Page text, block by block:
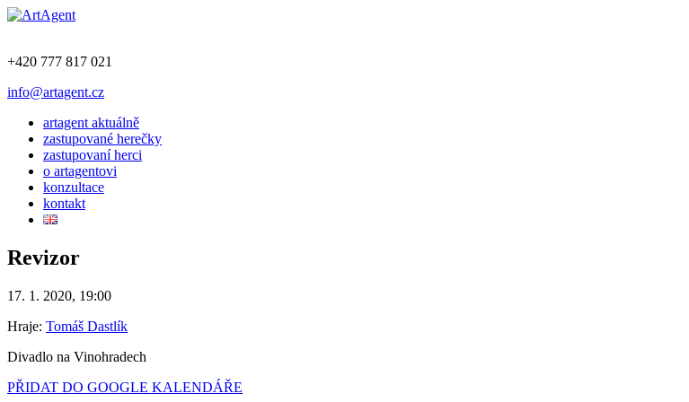
+420 777 817 021
info@artagent.cz
artagent aktuálně
zastupované herečky
zastupovaní herci
o artagentovi
konzultace
kontakt
Revizor
17. 1. 2020, 19:00
Hraje: Tomáš Dastlík
Divadlo na Vinohradech
PŘIDAT DO GOOGLE KALENDÁŘE